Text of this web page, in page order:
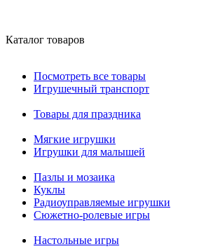
Каталог товаров
Посмотреть все товары
Игрушечный транспорт
Товары для праздника
Мягкие игрушки
Игрушки для малышей
Пазлы и мозаика
Куклы
Радиоуправляемые игрушки
Сюжетно-ролевые игры
Настольные игры